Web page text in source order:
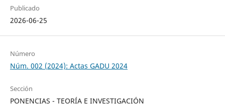
Publicado
2026-06-25
Número
Núm. 002 (2024): Actas GADU 2024
Sección
PONENCIAS - TEORÍA E INVESTIGACIÓN